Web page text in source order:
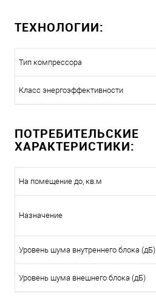
ТЕХНОЛОГИИ:
Тип компрессора
Класс энергоэффективности
ПОТРЕБИТЕЛЬСКИЕ
ХАРАКТЕРИСТИКИ:
На помещение до, кв.м
Назначение
Уровень шума внутреннего блока (дБ)
Уровень шума внешнего блока (дБ)